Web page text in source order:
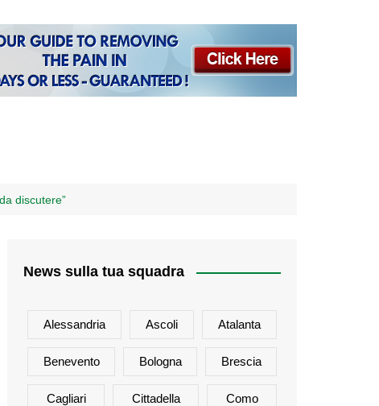
discutere”
News sulla tua squadra
Alessandria Ascoli Atalanta
Benevento Bologna Brescia
Cagliari Cittadella Como